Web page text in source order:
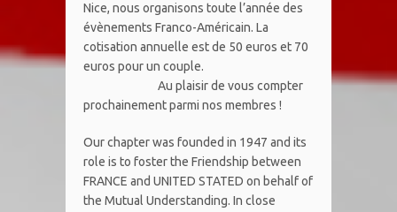
Nice, nous organisons toute l’année des
évènements Franco-Américain. La
cotisation annuelle est de 50 euros et 70
euros pour un couple.
Au plaisir de vous compter
prochainement parmi nos membres !
Our chapter was founded in 1947 and its
role is to foster the Friendship between
FRANCE and UNITED STATED on behalf of
the Mutual Understanding. In close